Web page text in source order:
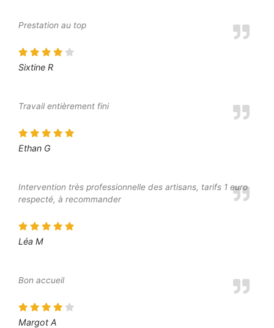
Prestation au top
Sixtine R
Travail entièrement fini
Ethan G
Intervention très professionnelle des artisans, tarifs 1 euro
respecté, à recommander
Léa M
Bon accueil
Margot A